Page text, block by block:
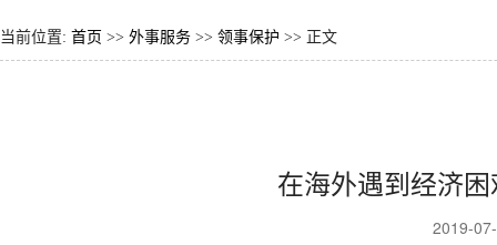
当前位置: 首页 >> 外事服务 >> 领事保护 >> 正文
在海外遇到经济
2019-